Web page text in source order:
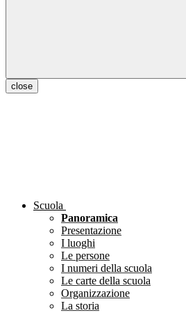
close
Scuola
Panoramica
Presentazione
I luoghi
Le persone
I numeri della scuola
Le carte della scuola
Organizzazione
La storia